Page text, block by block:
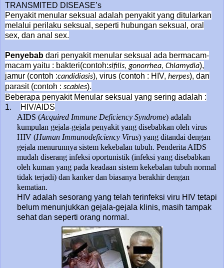
TRANSMITED DISEASE’s
Penyakit menular seksual adalah penyakit yang ditularkan
melalui perilaku seksual, seperti hubungan seksual, oral
sex, dan anal sex.
Penyebab dari penyakit menular seksual ada bermacam-
macam yaitu : bakteri(contoh:sifilis, gonorrhea, Chlamydia),
jamur (contoh :candidiasis), virus (contoh : HIV, herpes), dan
parasit (contoh : scabies).
Beberapa penyakit Menular seksual yang sering adalah :
1.
HIV/AIDS
AIDS (Acquired Immune Deficiency Syndrome) adalah
kumpulan gejala-gejala penyakit yang disebabkan oleh virus
HIV (Human Immunodeficiency Virus) yang ditandai dengan
gejala menurunnya sistem kekebalan tubuh. Penderita AIDS
mudah diserang infeksi oportunistik (infeksi yang disebabkan
oleh kuman yang pada keadaan sistem kekebalan tubuh normal
tidak terjadi) dan kanker dan biasanya berakhir dengan
kematian.
HIV adalah sesorang yang telah terinfeksi viru HIV tetapi
belum menunjukkan gejala-gejala klinis, masih tampak
sehat dan seperti orang normal.